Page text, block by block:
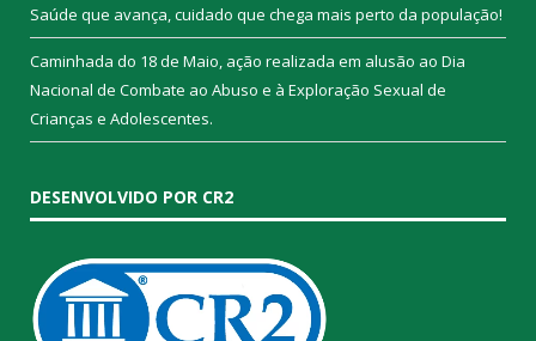
Saúde que avança, cuidado que chega mais perto da população!
Caminhada do 18 de Maio, ação realizada em alusão ao Dia
Nacional de Combate ao Abuso e à Exploração Sexual de
Crianças e Adolescentes.
DESENVOLVIDO POR CR2